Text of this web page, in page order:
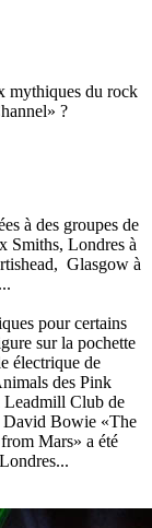
mythiques du rock
?
à des groupes de
Smiths, Londres à
Glasgow à
pour certains
sur la pochette
électrique de
des Pink
Club de
David Bowie «The
Mars» a été